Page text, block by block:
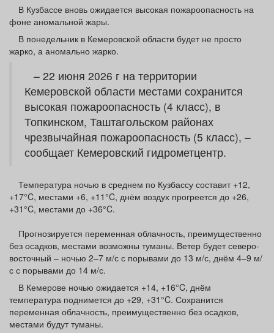
Афиша Обучение Проекты
Поздравления Погода
ТВ программа Я - пенсионер
В Кузбассе вновь ожидается высокая пожароопасность на
фоне аномальной жары.
В понедельник в Кемеровской области будет не просто
жарко, а аномально жарко.
– 22 июня 2026 г на территории
Кемеровской области местами сохранится
высокая пожароопасность (4 класс), в
Топкинском, Таштагольском районах
чрезвычайная пожароопасность (5 класс), –
сообщает Кемеровский гидрометцентр.
Температура ночью в среднем по Кузбассу составит +12,
+17°C, местами +6, +11°C, днём воздух прогреется до +26,
+31°C, местами до +36°C.
Прогнозируется переменная облачность, преимущественно
без осадков, местами возможны туманы. Ветер будет северо-
восточный – ночью 2–7 м/с с порывами до 13 м/с, днём 4–9 м/
с с порывами до 14 м/с.
В Кемерове ночью ожидается +14, +16°C, днём
температура поднимется до +29, +31°C. Сохранится
переменная облачность, преимущественно без осадков,
местами будут туманы.